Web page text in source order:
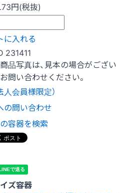
円(税抜)
に入れる
231411
品写真は、見本の場合がござい
問い合わせください。
人会員様限定）
の問い合わせ
容器を検索
ズ容器